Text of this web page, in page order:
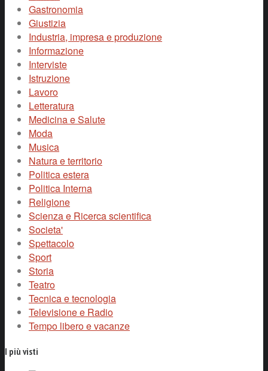
Gastronomia
Giustizia
Industria, impresa e produzione
Informazione
Interviste
Istruzione
Lavoro
Letteratura
Medicina e Salute
Moda
Musica
Natura e territorio
Politica estera
Politica Interna
Religione
Scienza e Ricerca scientifica
Societa'
Spettacolo
Sport
Storia
Teatro
Tecnica e tecnologia
Televisione e Radio
Tempo libero e vacanze
I più visti